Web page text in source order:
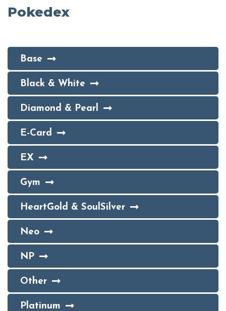
Pokedex
Base
Black & White
Diamond & Pearl
E-Card
EX
Gym
HeartGold & SoulSilver
Neo
NP
Other
Platinum